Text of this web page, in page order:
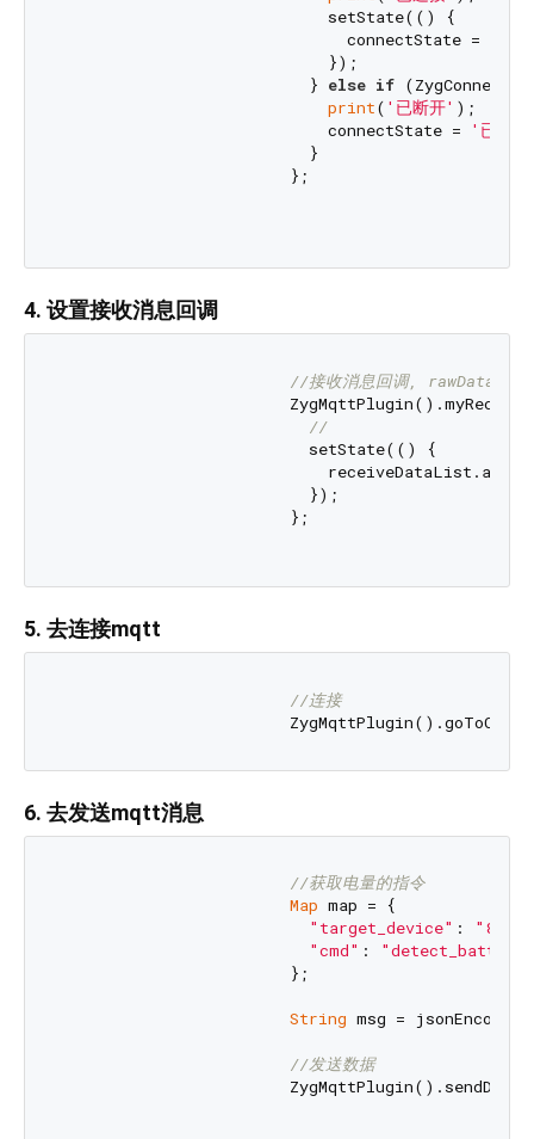
                            setState(() {
                              connectState =
                            });
                          }
else if
print( '已断开' );
                            connectState =
'已断
                          }
                        };
4. 设置接收消息回调
//接收消息回调, rawData是接
//
                          setState(() {
                          });
                        };
5. 去连接mqtt
//连接
6. 去发送mqtt消息
//获取电量的指令
Map map = {
"target_device" :
"cmd" :
"detect_battery"
                        };
String msg =
//发送数据